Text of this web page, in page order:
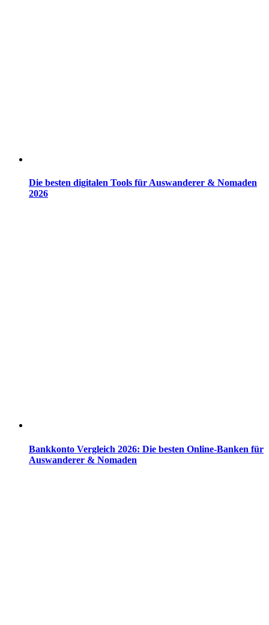
Die besten digitalen Tools für Auswanderer & Nomaden
2026
Bankkonto Vergleich 2026: Die besten Online-Banken für
Auswanderer & Nomaden